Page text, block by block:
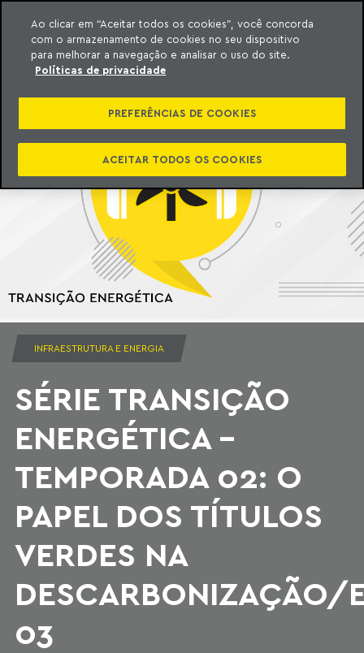
o conteúdo
Machado Meyer
INFRAESTRUTURA E ENERGIA
SÉRIE TRANSIÇÃO
ENERGÉTICA –
TEMPORADA 02: O
PAPEL DOS TÍTULOS
VERDES NA
DESCARBONIZAÇÃO/
03
Ao clicar em “Aceitar todos os cookies”, você concorda
com o armazenamento de cookies no seu dispositivo
para melhorar a navegação e analisar o uso do site.
Políticas de privacidade
PREFERÊNCIAS DE COOKIES
ACEITAR TODOS OS COOKIES